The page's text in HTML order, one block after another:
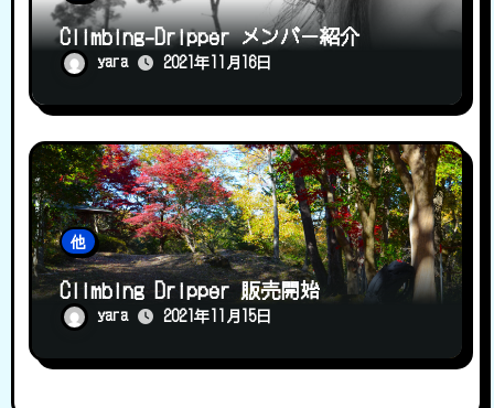
Climbing-Dripper メンバー紹介
yara 2021年11月16日
他
Climbing Dripper 販売開始
yara 2021年11月15日